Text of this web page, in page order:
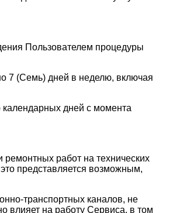
Пользователем процедуры
7 (Семь) дней в неделю, включая
календарных дней с момента
работ на технических
представляется возможным,
транспортных каналов, не
влияет на работу Сервиса, в том